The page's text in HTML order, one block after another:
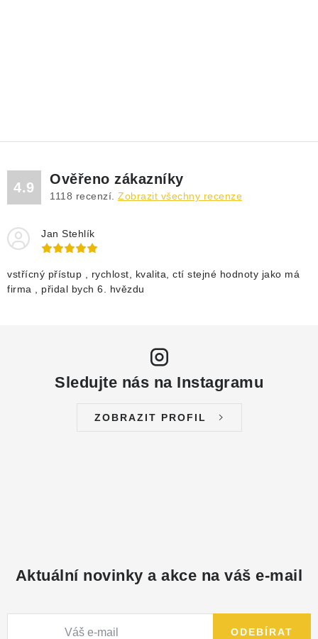
4.9
Ověřeno zákazníky
1118 recenzí. Zobrazit všechny recenze
Jan Stehlík
vstřícný přístup , rychlost, kvalita, ctí stejné hodnoty jako má
firma , přidal bych 6. hvězdu
Sledujte nás na Instagramu
ZOBRAZIT PROFIL
Aktuální novinky a akce na váš e-mail
ODEBÍRAT